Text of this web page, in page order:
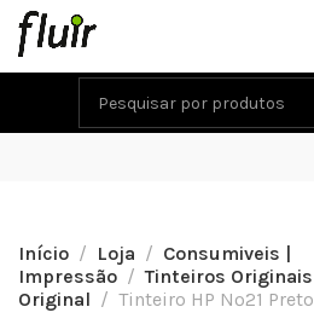
Início Loja
Consumiveis |
Impressão
Tinteiros Originais
Original
Tinteiro HP Nº21 Preto